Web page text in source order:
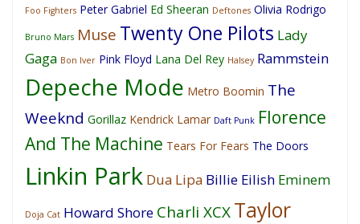
Foo Fighters Peter Gabriel Ed Sheeran Deftones Olivia Rodrigo
Bruno Mars Muse Twenty One Pilots Lady
Gaga Bon Iver Pink Floyd Lana Del Rey Halsey Rammstein
Depeche Mode Metro Boomin The
Weeknd Gorillaz Kendrick Lamar Daft Punk Florence
And The Machine Tears For Fears The Doors
Linkin Park Dua Lipa Billie Eilish Eminem
Doja Cat Howard Shore Charli XCXTaylor